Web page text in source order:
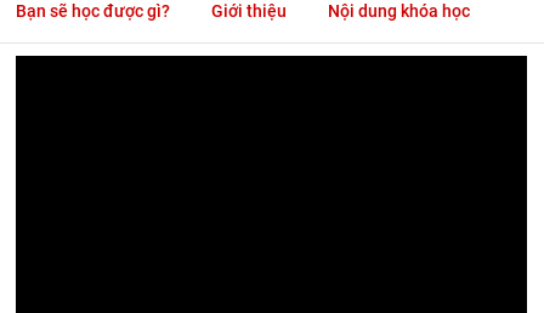
Bạn sẽ học được gì? Giới thiệu Nội dung khóa học